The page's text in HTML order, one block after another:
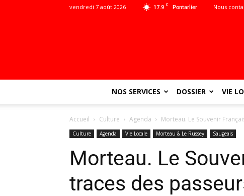
17.9 C Pontarlier
vendredi 7 août 2026 Nous
NOS SERVICES DOSSIER VIE
Accueil Culture Agenda Morteau. Le Souvenir
Culture Agenda Vie Locale Morteau & Le Russey Saugeais
Morteau. Le
traces des